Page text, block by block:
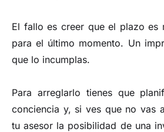
El fallo es creer que el plazo es
para el último momento. Un
que lo incumplas.
Para arreglarlo tienes que
conciencia y, si ves que no vas
tu asesor la posibilidad de una